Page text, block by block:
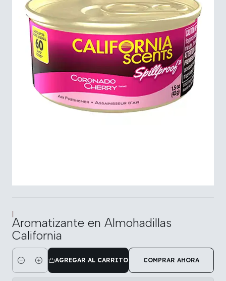
|
Aromatizante en Almohadillas
California
Cantidad
AGREGAR AL CARRITO COMPRAR AHORA